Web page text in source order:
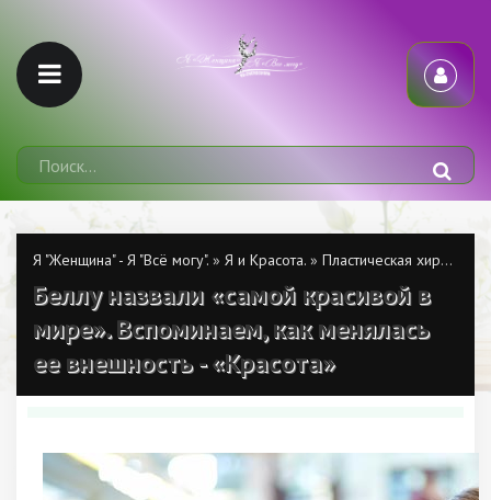
Я "Женщина" - Я "Всё могу". » Я и Красота. » Пластическая хирургия
Беллу назвали «самой красивой в
мире». Вспоминаем, как менялась
ее внешность - «Красота»